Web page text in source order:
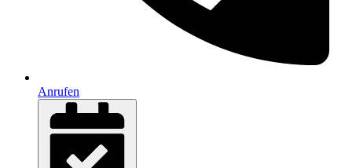
Anrufen